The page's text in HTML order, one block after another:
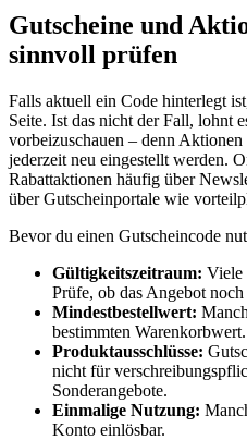
Gutscheine und
sinnvoll prüfen
Falls aktuell ein Code hinterlegt
Seite. Ist das nicht der Fall, lohnt
vorbeizuschauen – denn
jederzeit neu eingestellt werden.
Rabattaktionen häufig über
über Gutscheinportale wie
Bevor du einen Gutscheincode
Gültigkeitszeitraum: Viele
Prüfe, ob das Angebot
Mindestbestellwert:
bestimmten Warenkorbwert.
Produktausschlüsse:
nicht für
Sonderangebote.
Einmalige Nutzung:
Konto einlösbar.